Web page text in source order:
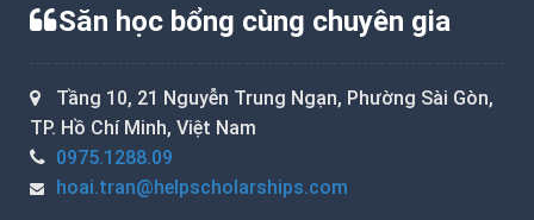
Săn học bổng cùng chuyên gia
Tầng 10, 21 Nguyễn Trung Ngạn, Phường Sài Gòn,
TP. Hồ Chí Minh, Việt Nam
0975.1288.09
hoai.tran@helpscholarships.com